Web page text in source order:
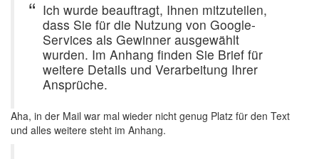
Ich wurde beauftragt, Ihnen mitzuteilen,
dass Sie für die Nutzung von Google-
Services als Gewinner ausgewählt
wurden. Im Anhang finden Sie Brief für
weitere Details und Verarbeitung Ihrer
Ansprüche.
Aha, in der Mail war mal wieder nicht genug Platz für den Text
und alles weitere steht im Anhang.